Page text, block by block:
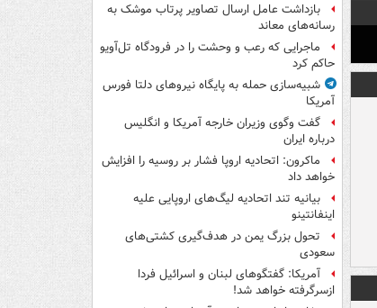
بازداشت عامل ارسال تصاویر پرتاب موشک به
رسانه‌های معاند
ماجرایی که رعب و وحشت را در فرودگاه تل‌آویو
حاکم کرد
شبیه‌سازی حمله به پایگاه نیروهای دلتا فورس
آمریکا
گفت وگوی وزیران خارجه آمریکا و انگلیس
درباره ایران
ماکرون: اتحادیه اروپا فشار بر روسیه را افزایش
خواهد داد
بیانیه تند اتحادیه لیگ‌های اروپایی علیه
اینفانتینو
تحول بزرگ یمن در هدف‌گیری کشتی‌های
سعودی
آمریکا: گفتگوهای لبنان و اسرائیل فردا
ازسرگرفته خواهد شد!